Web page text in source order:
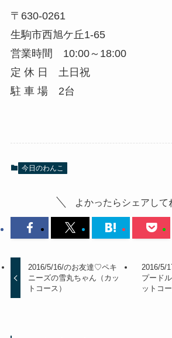
〒630-0261
生駒市西旭ケ丘1-65
営業時間 10:00～18:00
定 休 日 土日祝
駐 車 場 2台
今日のわんこ
よかったらシェアして
2016/5/16/のお友達♡ペキ
ニーズの雪丸ちゃん（カッ
トコース）
2016/5/
プード
ットコー